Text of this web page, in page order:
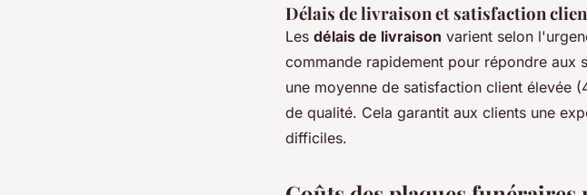
Délais de livraison et satisfaction
Les délais de livraison varient selon
commande rapidement pour répondre aux
une moyenne de satisfaction client élevée
de qualité. Cela garantit aux clients une
difficiles.